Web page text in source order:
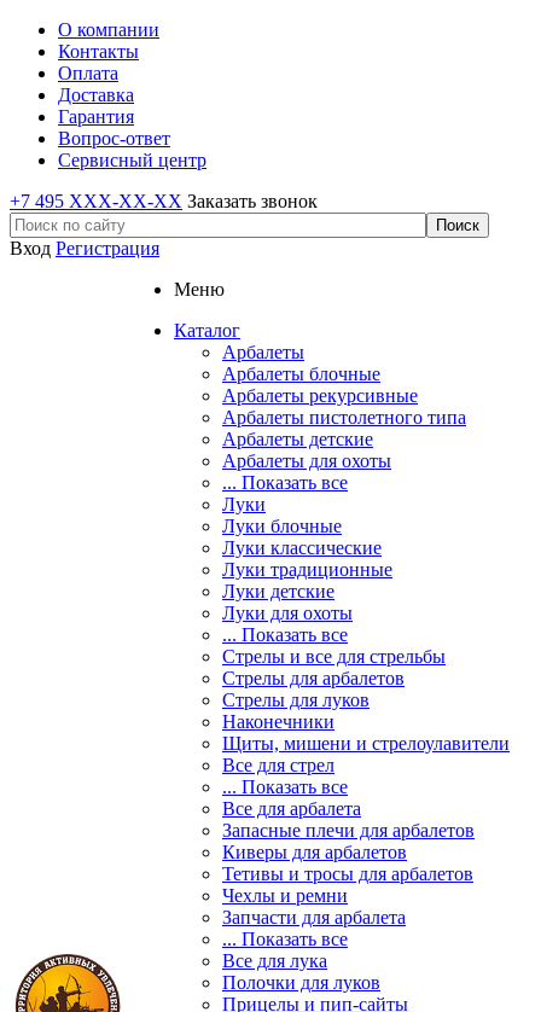
О компании
Контакты
Оплата
Доставка
Гарантия
Вопрос-ответ
Сервисный центр
+7 495 XXX-XX-XX Заказать звонок
Вход Регистрация
Меню
Каталог
Арбалеты
Арбалеты блочные
Арбалеты рекурсивные
Арбалеты пистолетного типа
Арбалеты детские
Арбалеты для охоты
... Показать все
Луки
Луки блочные
Луки классические
Луки традиционные
Луки детские
Луки для охоты
... Показать все
Стрелы и все для стрельбы
Стрелы для арбалетов
Стрелы для луков
Наконечники
Щиты, мишени и стрелоулавители
Все для стрел
... Показать все
Все для арбалета
Запасные плечи для арбалетов
Киверы для арбалетов
Тетивы и тросы для арбалетов
Чехлы и ремни
Запчасти для арбалета
... Показать все
Все для лука
Полочки для луков
Прицелы и пип-сайты